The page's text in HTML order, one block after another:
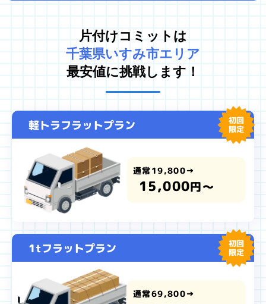
神奈川県
片付けコミットは
千葉県いすみ市エリア
最安値に挑戦します！
軽トラフラットプラン
初回
限定
通常19,800→
15,000円～
1tフラットプラン
初回
限定
通常69,800→